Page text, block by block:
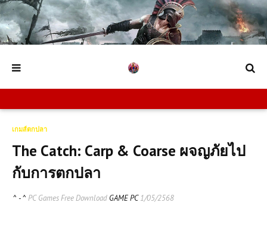
เกมส์ตกปลา
The Catch: Carp & Coarse ผจญภัยไป
กับการตกปลา
^ - ^ PC Games Free Download GAME PC1/05/2568